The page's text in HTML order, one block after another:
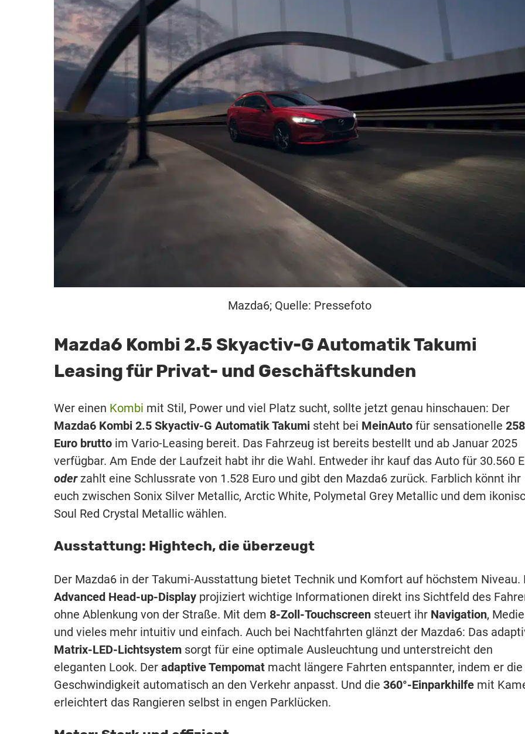
Mazda6; Quelle: Pressefoto
Mazda6 Kombi 2.5 Skyactiv-G Automatik Takumi
Leasing für Privat- und Geschäftskunden
Wer einen Kombi mit Stil, Power und viel Platz sucht, sollte jetzt genau hinschauen: Der
Mazda6 Kombi 2.5 Skyactiv-G Automatik Takumi steht bei MeinAuto für sensationelle 258
Euro brutto im Vario-Leasing bereit. Das Fahrzeug ist bereits bestellt und ab Januar 2025
verfügbar. Am Ende der Laufzeit habt ihr die Wahl. Entweder ihr kauf das Auto für 30.560
oderzahlt eine Schlussrate von 1.528 Euro und gibt den Mazda6 zurück. Farblich könnt ihr
euch zwischen Sonix Silver Metallic, Arctic White, Polymetal Grey Metallic und dem
Soul Red Crystal Metallic wählen.
Ausstattung: Hightech, die überzeugt
Der Mazda6 in der Takumi-Ausstattung bietet Technik und Komfort auf höchstem Niveau.
Advanced Head-up-Display projiziert wichtige Informationen direkt ins Sichtfeld des
ohne Ablenkung von der Straße. Mit dem 8-Zoll-Touchscreen steuert ihr Navigation,
und vieles mehr intuitiv und einfach. Auch bei Nachtfahrten glänzt der Mazda6: Das
Matrix-LED-Lichtsystem sorgt für eine optimale Ausleuchtung und unterstreicht den
eleganten Look. Der adaptive Tempomat macht längere Fahrten entspannter, indem er die
Geschwindigkeit automatisch an den Verkehr anpasst. Und die 360°-Einparkhilfe mit
erleichtert das Rangieren selbst in engen Parklücken.